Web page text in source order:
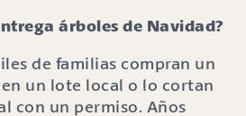
árboles de Navidad?
de familias compran un
un lote local o lo cortan
con un permiso. Años